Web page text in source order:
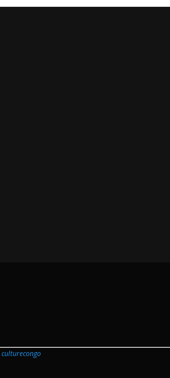
culturecongo